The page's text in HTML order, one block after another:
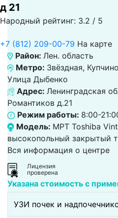
д 21
Народный рейтинг: 3.2 / 5
+7 (812) 209-00-79 На карте
Район: Лен. область
Метро: Звёздная,
Улица Дыбенко
Адрес: Ленинградская
Романтиков д.21
Режим работы: 8:00-
Модель: МРТ Toshiba
высокопольный закрытый
Вся информация о центре
Лицензия
проверена
Указана стоимость с
УЗИ почек и